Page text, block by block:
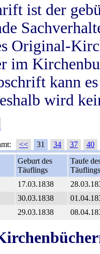
ist der
Original-
im
kann
wird
<< 31 34 37
40
Geburt des
Täuflings
Taufe
Täuflings
17.03.1838
30.03.1838
29.03.1838